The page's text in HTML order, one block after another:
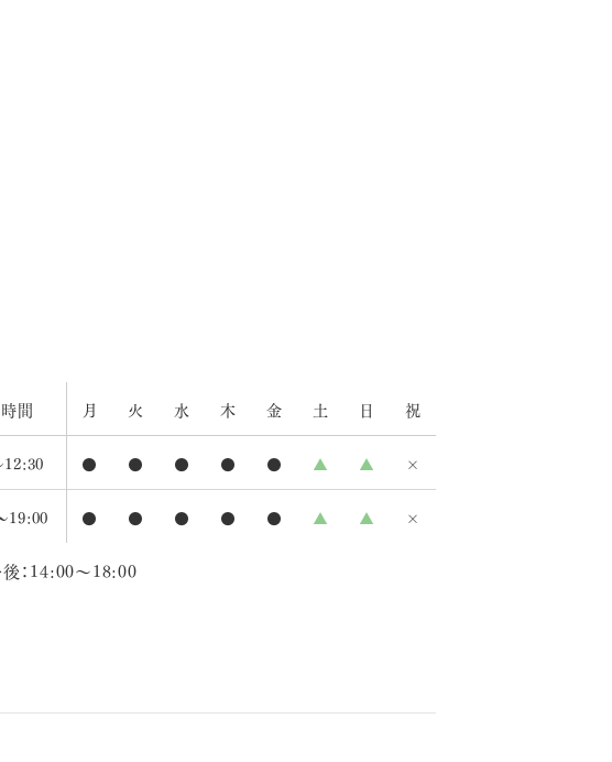
間 月 火 水 木 金 土 日 祝
● ● ● ● ● ▲ ▲ ×
19:00 ● ● ● ● ● ▲ ▲ ×
：14:00～18:00